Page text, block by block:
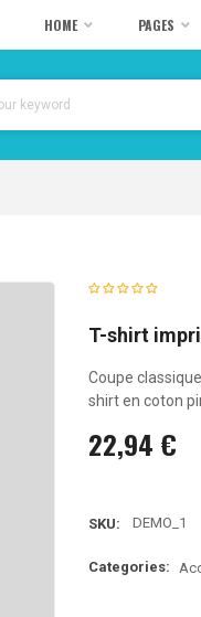
HOME PAGES
T-shirt
Coupe
shirt en coton
22,94 €
SKU: DEMO_1
Categories: